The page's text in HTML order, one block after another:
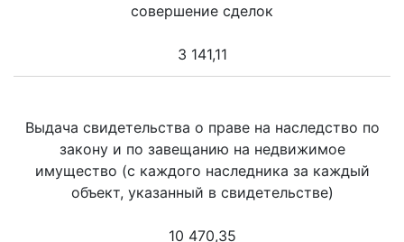
совершение сделок
3 141,11
Выдача свидетельства о праве на наследство по
закону и по завещанию на недвижимое
имущество (с каждого наследника за каждый
объект, указанный в свидетельстве)
10 470,35